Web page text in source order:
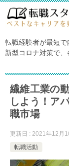
転職経験者が最短
新型コロナ対策で、
繊維工業の
しよう！ア
職市場
更新日 : 2021年12月
転職活動